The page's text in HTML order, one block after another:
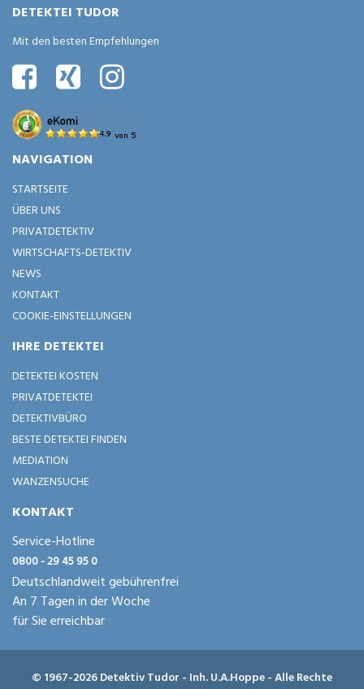
DETEKTEI TUDOR
Mit den besten Empfehlungen
NAVIGATION
STARTSEITE
ÜBER UNS
PRIVATDETEKTIV
WIRTSCHAFTS-DETEKTIV
NEWS
KONTAKT
COOKIE-EINSTELLUNGEN
IHRE DETEKTEI
DETEKTEI KOSTEN
PRIVATDETEKTEI
DETEKTIVBÜRO
BESTE DETEKTEI FINDEN
MEDIATION
WANZENSUCHE
KONTAKT
Service-Hotline
0800 - 29 45 95 0
Deutschlandweit gebührenfrei
An 7 Tagen in der Woche
für Sie erreichbar
© 1967-2026 Detektiv Tudor - Inh. U.A.Hoppe - Alle Rechte